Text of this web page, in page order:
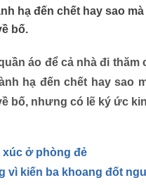
hạ đến chết hay sao
bố.
áo để cả nhà đi
hạ đến chết hay sao
bố, nhưng có lẽ ký ức
ở phòng đẻ
vì kiến ba khoang đốt